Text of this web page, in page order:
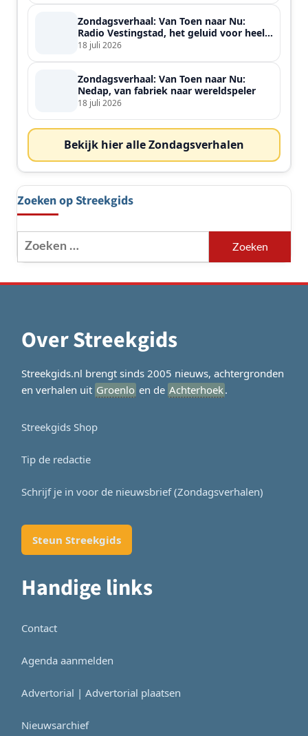
Zondagsverhaal: Van Toen naar Nu:
Radio Vestingstad, het geluid voor heel
de streek
18 juli 2026
Zondagsverhaal: Van Toen naar Nu:
Nedap, van fabriek naar wereldspeler
18 juli 2026
Bekijk hier alle Zondagsverhalen
Zoeken op Streekgids
Zoeken
naar:
Over Streekgids
Streekgids.nl brengt sinds 2005 nieuws, achtergronden
en verhalen uit Groenlo en de Achterhoek.
Streekgids Shop
Tip de redactie
Schrijf je in voor de nieuwsbrief (Zondagsverhalen)
Steun Streekgids
Handige links
Contact
Agenda aanmelden
Advertorial | Advertorial plaatsen
Nieuwsarchief